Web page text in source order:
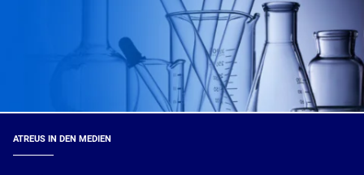
ATREUS IN DEN MEDIEN